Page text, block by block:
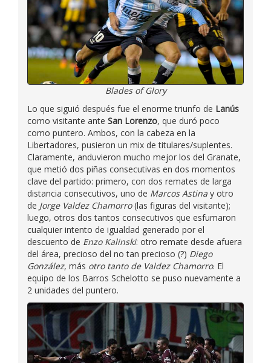
Blades of Glory
Lo que siguió después fue el enorme triunfo de Lanús
como visitante ante San Lorenzo, que duró poco
como puntero. Ambos, con la cabeza en la
Libertadores, pusieron un mix de titulares/suplentes.
Claramente, anduvieron mucho mejor los del Granate,
que metió dos piñas consecutivas en dos momentos
clave del partido: primero, con dos remates de larga
distancia consecutivos, uno de Marcos Astina y otro
de Jorge Valdez Chamorro(las figuras del visitante);
luego, otros dos tantos consecutivos que esfumaron
cualquier intento de igualdad generado por el
descuento de Enzo Kalinski: otro remate desde afuera
del área, precioso del no tan precioso (?) Diego
González, más otro tanto de Valdez Chamorro. El
equipo de los Barros Schelotto se puso nuevamente a
2 unidades del puntero.